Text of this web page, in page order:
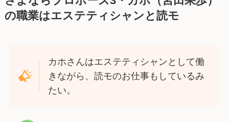
の職業はエステティシャンと読モ
カホさんはエステティシャンとして働
きながら、読モのお仕事もしているみ
たい。